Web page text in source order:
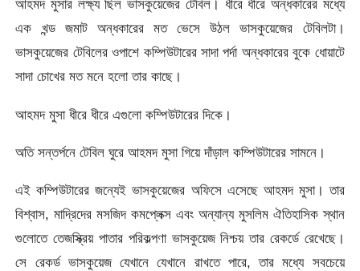
আহমদ মুসার লক্ষ্য ছিল ভাসকুয়েজের টেবিল। ধীরে ধীরে অন্ধকারের মধ্যে
এক খন্ড জমাট অন্ধকারের মত ভেসে উঠল ভাসকুয়েজের টেবিলটা।
ভাসকুয়েজের টেবিলের ওপাশে কম্পিউটারের সাদা পর্দা অন্ধকারের বুকে ধোয়াটে
সাদা চোখের মত মনে হলো তার কাছে।
আহমদ মুসা ধীরে ধীরে এগুলো কম্পিউটারের দিকে।
অতি সন্তর্পনে টেবিল ঘুরে আহমদ মুসা গিয়ে দাঁড়াল কম্পিউটারের সামনে।
এই কম্পিউটারের জন্যেই ভাসকুয়েজের অফিসে এসেছে আহমদ মুসা। তার
বিশ্বাস, মাদ্রিদের মসজিদ কমপ্লেক্স এবং অন্যান্য মুসলিম ঐতিহাসিক স্থান
গুলোতে তেজস্ক্রিয় পাতার পরিকল্পণা ভাসকুয়েজ নিশ্চয় তার রেকর্ডে রেখেছে।
সে রেকর্ড ভাসকুয়েজ যেখানে যেখানে রাখতে পারে, তার মধ্যে সবচেয়ে